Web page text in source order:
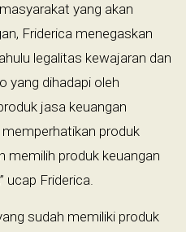
yang akan
Friderica menegaskan
legalitas kewajaran dan
yang dihadapi oleh
jasa keuangan
produk
memilih produk keuangan
ucap Friderica.
sudah memiliki produk